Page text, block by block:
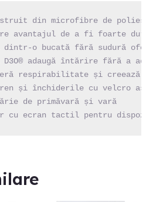
din microfibre de
avantajul de a fi foarte
dintr-o bucată fără sudură
adaugă întărire fără a
respirabilitate și creează
și închiderile cu velcro
de primăvară și vară
cu ecran tactil pentru